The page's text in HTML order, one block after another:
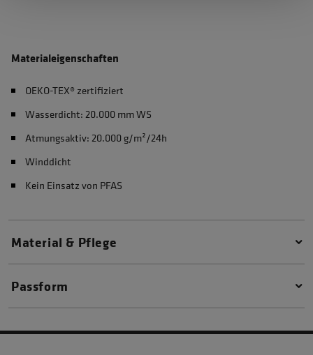
Materialeigenschaften
OEKO-TEX® zertifiziert
Wasserdicht: 20.000 mm WS
Atmungsaktiv: 20.000 g/m²/24h
Winddicht
Kein Einsatz von PFAS
Material & Pflege
Passform